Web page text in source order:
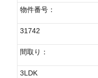
物件番号：
31742
間取り：
3LDK